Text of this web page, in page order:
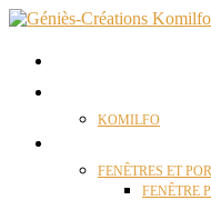
KOMILFO
FENÊTRES ET
FENÊTRE